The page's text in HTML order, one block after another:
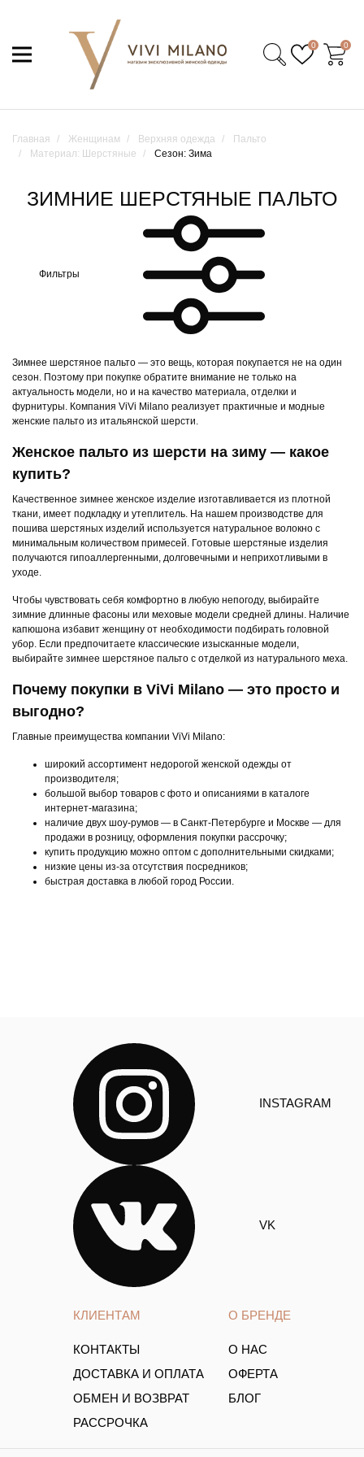
0 0
Главная Женщинам Верхняя одежда
Пальто
Материал: Шерстяные
Сезон: Зима
ЗИМНИЕ ШЕРСТЯНЫЕ ПАЛЬТО
Фильтры
Зимнее шерстяное пальто — это вещь, которая покупается не на один
сезон. Поэтому при покупке обратите внимание не только на
актуальность модели, но и на качество материала, отделки и
фурнитуры. Компания ViVi Milano реализует практичные и модные
женские пальто из итальянской шерсти.
Женское пальто из шерсти на зиму — какое
купить?
Качественное зимнее женское изделие изготавливается из плотной
ткани, имеет подкладку и утеплитель. На нашем производстве для
пошива шерстяных изделий используется натуральное волокно с
минимальным количеством примесей. Готовые шерстяные изделия
получаются гипоаллергенными, долговечными и неприхотливыми в
уходе.
Чтобы чувствовать себя комфортно в любую непогоду, выбирайте
зимние длинные фасоны или меховые модели средней длины. Наличие
капюшона избавит женщину от необходимости подбирать головной
убор. Если предпочитаете классические изысканные модели,
выбирайте зимнее шерстяное пальто с отделкой из натурального меха.
Почему покупки в ViVi Milano — это просто и
выгодно?
Главные преимущества компании ViVi Milano:
широкий ассортимент недорогой женской одежды от
производителя;
большой выбор товаров с фото и описаниями в каталоге
интернет-магазина;
наличие двух шоу-румов — в Санкт-Петербурге и Москве — для
продажи в розницу, оформления покупки рассрочку;
купить продукцию можно оптом с дополнительными скидками;
низкие цены из-за отсутствия посредников;
быстрая доставка в любой город России.
КЛИЕНТАМ
КОНТАКТЫ
ДОСТАВКА И ОПЛАТА
ОБМЕН И ВОЗВРАТ
РАССРОЧКА
О БРЕНДЕ
О НАС
ОФЕРТА
БЛОГ
INSTAGRAM
VK